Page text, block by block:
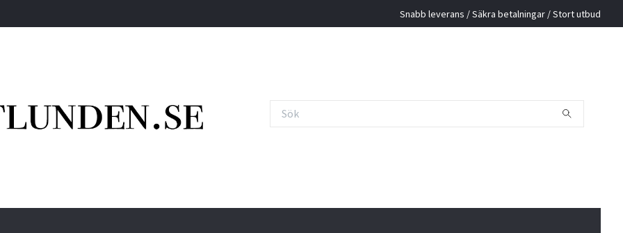
Snabb leverans / Säkra betalningar / Stort utbud